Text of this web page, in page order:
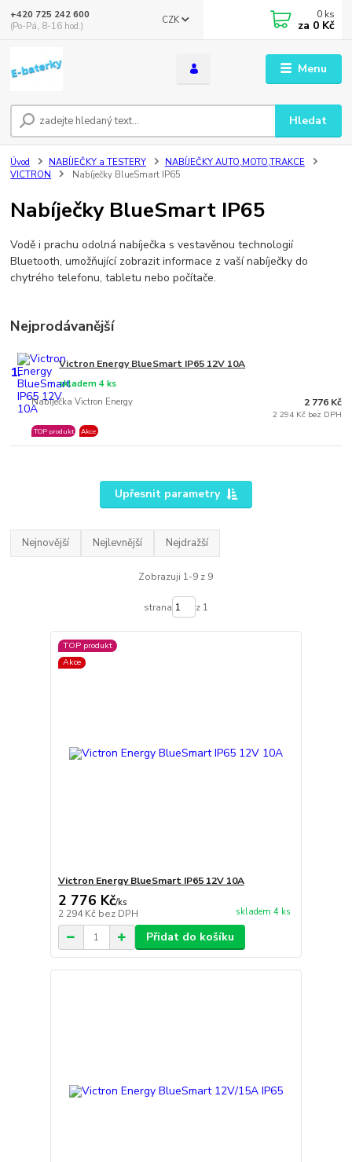
Menu
CZK
Hledat
+420 725 242 600
(Po-Pá, 8-16 hod.)
0 ks
za 0 Kč
Úvod NABÍJEČKY a TESTERY
NABÍJEČKY AUTO,MOTO,TRAKCE
VICTRON
Nabíječky BlueSmart IP65
Nabíječky BlueSmart IP65
Vodě i prachu odolná nabíječka s vestavěnou technologií
Bluetooth, umožňující zobrazit informace z vaší nabíječky do
chytrého telefonu, tabletu nebo počítače.
Nejprodávanější
1. Victron Energy BlueSmart IP65 12V 10A
Nabíječka Victron Energy
skladem 4 ks
TOP produkt Akce
2 776 Kč
2 294 Kč bez DPH
Upřesnit parametry
Nejnovější Nejlevnější Nejdražší
Zobrazuji 1-9 z 9
strana z 1
TOP produkt
Akce
Victron Energy BlueSmart IP65 12V 10A
2 776 Kč/ks
2 294 Kč bez DPH skladem 4 ks
Přidat do košíku